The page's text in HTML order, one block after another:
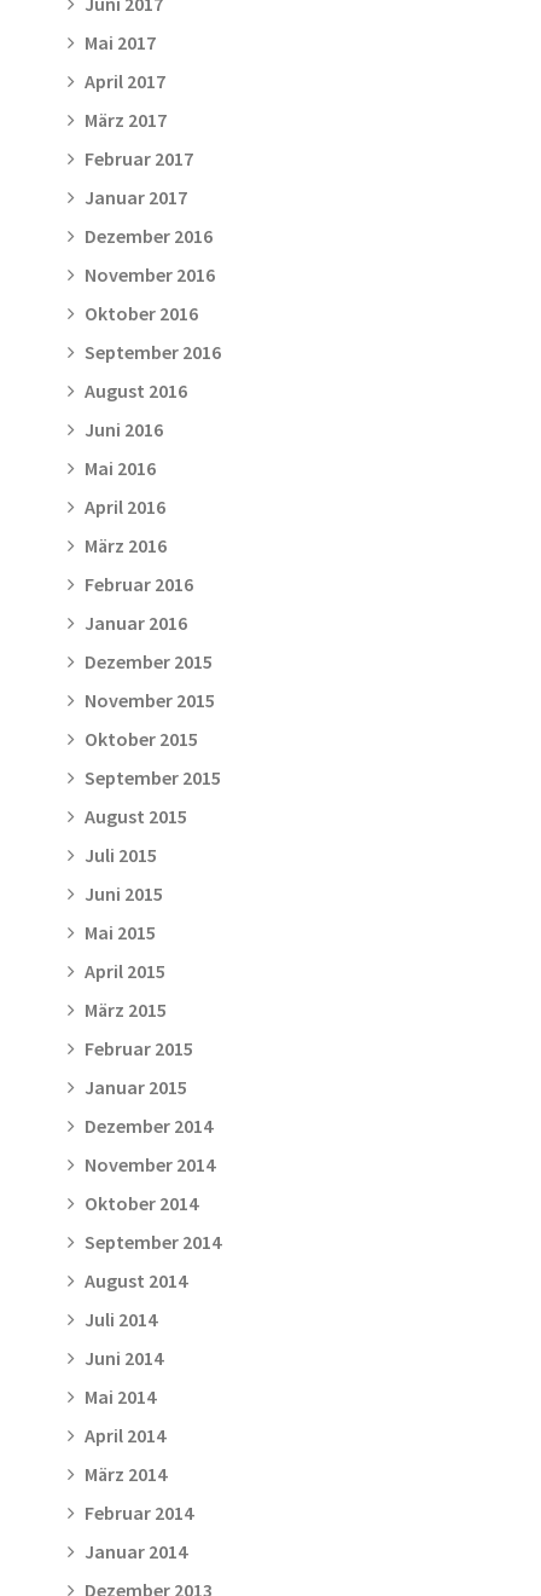
Mai 2017
April 2017
März 2017
Februar 2017
Januar 2017
Dezember 2016
November 2016
Oktober 2016
September 2016
August 2016
Juni 2016
Mai 2016
April 2016
März 2016
Februar 2016
Januar 2016
Dezember 2015
November 2015
Oktober 2015
September 2015
August 2015
Juli 2015
Juni 2015
Mai 2015
April 2015
März 2015
Februar 2015
Januar 2015
Dezember 2014
November 2014
Oktober 2014
September 2014
August 2014
Juli 2014
Juni 2014
Mai 2014
April 2014
März 2014
Februar 2014
Januar 2014
Dezember 2013